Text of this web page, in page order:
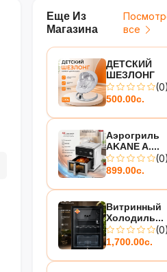
Еще Из
Магазина
все
ДЕТСКИЙ
ШЕЗЛОНГ
(0)
500.00с.
Аэрогриль
AKANE A....
(0)
899.00с.
Витринный
Холодиль...
(0)
1,700.00с.